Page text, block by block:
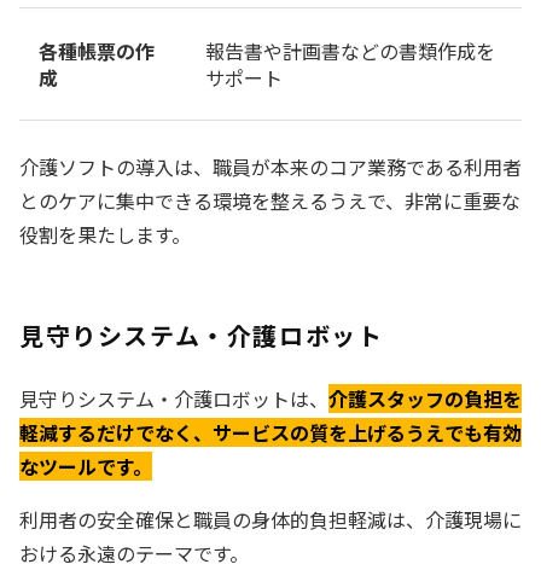
各種帳票の作
成
報告書や計画書などの書類作成を
サポート
介護ソフトの導入は、職員が本来のコア業務である利用者
とのケアに集中できる環境を整えるうえで、非常に重要な
役割を果たします。
見守りシステム・介護ロボット
見守りシステム・介護ロボットは、 介護スタッフの負担を
軽減するだけでなく、サービスの質を上げるうえでも有効
なツールです。
利用者の安全確保と職員の身体的負担軽減は、介護現場に
おける永遠のテーマです。